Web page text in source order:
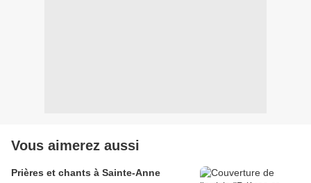
Vous aimerez aussi
Prières et chants à Sainte-Anne